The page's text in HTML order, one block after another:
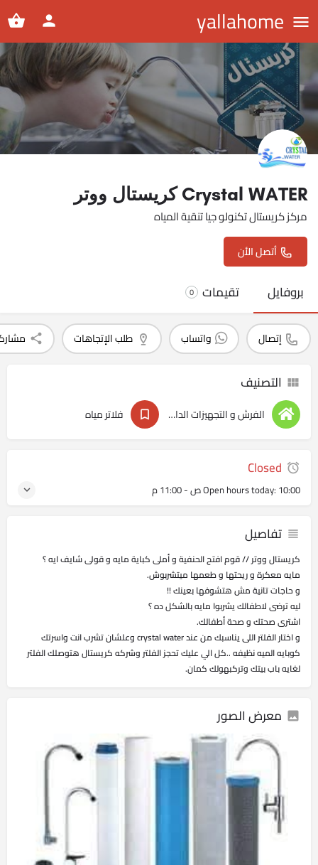
yallahome
Crystal WATER كريستال ووتر
مركز كريستال تكنولو جيا تنقية المياه
أتصل الأن
بروفايل تقيمات 0
إتصال واتساب طلب الإتجاهات
التصنيف
الفرش و التجهيزات الداخليه فلاتر مياه
Closed
Open hours today: 10:00 ص - 11:00 م
تفاصيل
كريستال ووتر // قوم افتح الحنفية و أملى كباية مايه و قولى شايف ايه ؟
مايه معكرة و ريحتها و طعمها ميتشربوش.
و حاجات تانية مش هتشوفها بعينك !!
ليه ترضى لاطفالك يشربوا مايه بالشكل ده ؟
اشترى صحتك و صحة أطفالك.
و اختار الفلتر اللى يناسبك من عند crystal water وعلشان تشرب انت واسرتك
كوبايه الميه نظيفه ..كل الي عليك تحجز الفلتر وشركه كريستال هتوصلك الفلتر
لغايه باب بيتك وتركبهولك كمان.
معرض الصور